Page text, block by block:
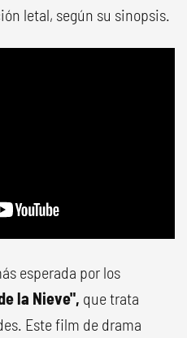
letal, según su sinopsis.
esperada por los
la Nieve", que trata
Este film de drama